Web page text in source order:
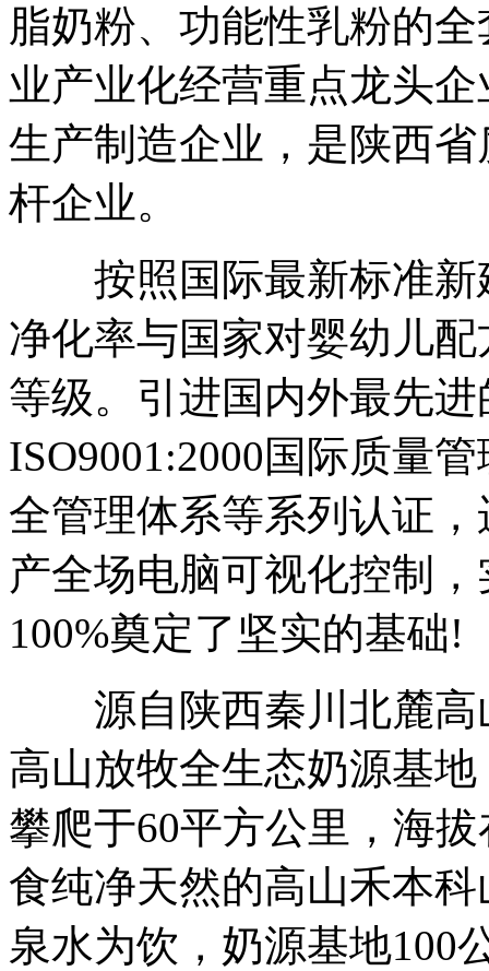
脂奶粉、功能性乳粉的
业产业化经营重点龙头
生产制造企业，是陕西
杆企业。
按照国际最新标准新
净化率与国家对婴幼儿
等级。引进国内外最先
ISO9001:2000国际质量
全管理体系等系列认证
产全场电脑可视化控制
100%奠定了坚实的基础!
源自陕西秦川北麓高
高山放牧全生态奶源基
攀爬于60平方公里，海
食纯净天然的高山禾本
泉水为饮，奶源基地100